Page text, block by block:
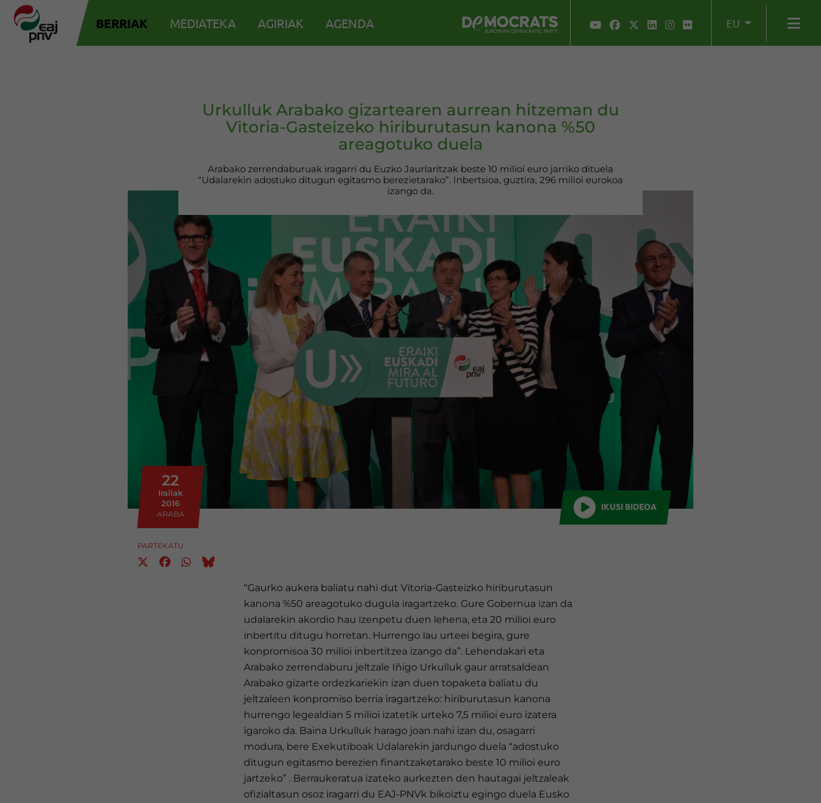
BERRIAK MEDIATEKA AGIRIAK AGENDA EU
Urkulluk Arabako gizartearen aurrean hitzeman du
Vitoria-Gasteizeko hiriburutasun kanona %50
areagotuko duela
Arabako zerrendaburuak iragarri du Euzko Jaurlaritzak beste 10 milioi euro jarriko dituela
“Udalarekin adostuko ditugun egitasmo berezietarako”. Inbertsioa, guztira, 296 milioi eurokoa
izango da.
22
Irailak
2016
ARABA
IKUSI BIDEOA
PARTEKATU
“Gaurko aukera baliatu nahi dut Vitoria-Gasteizko hiriburutasun
kanona %50 areagotuko dugula iragartzeko. Gure Gobernua izan da
udalarekin akordio hau izenpetu duen lehena, eta 20 milioi euro
inbertitu ditugu horretan. Hurrengo lau urteei begira, gure
konpromisoa 30 milioi inbertitzea izango da”. Lehendakari eta
Arabako zerrendaburu jeltzale Iñigo Urkulluk gaur arratsaldean
Arabako gizarte ordezkariekin izan duen topaketa baliatu du
jeltzaleen konpromiso berria iragartzeko: hiriburutasun kanona
hurrengo legealdian 5 milioi izatetik urteko 7,5 milioi euro izatera
igaroko da. Baina Urkulluk harago joan nahi izan du, osagarri
modura, bere Exekutiboak Udalarekin jardungo duela “adostuko
ditugun egitasmo berezien finantzaketarako beste 10 milioi euro
jartzeko” . Berraukeratua izateko aurkezten den hautagai jeltzaleak
ofizialtasun osoz iragarri du EAJ-PNVk bikoiztu egingo duela Eusko